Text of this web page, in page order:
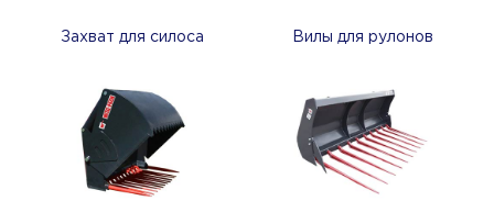
Захват для силоса Вилы для рулонов